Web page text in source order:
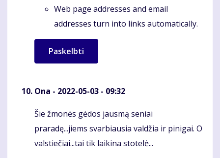
Web page addresses and email
addresses turn into links automatically.
Ona - 2022-05-03 - 09:32
Komentaras
Šie žmonės gėdos jausmą seniai
praradę...jiems svarbiausia valdžia ir pinigai. O
valstiečiai...tai tik laikina stotelė...